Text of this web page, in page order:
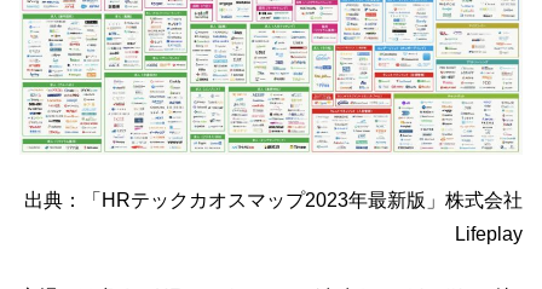
出典：「HRテックカオスマップ2023年最新版」株式会社
Lifeplay